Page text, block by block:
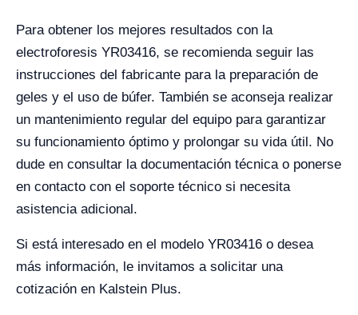
Para obtener los mejores resultados con la
electroforesis YR03416, se recomienda seguir las
instrucciones del fabricante para la preparación de
geles y el uso de búfer. También se aconseja realizar
un mantenimiento regular del equipo para garantizar
su funcionamiento óptimo y prolongar su vida útil. No
dude en consultar la documentación técnica o ponerse
en contacto con el soporte técnico si necesita
asistencia adicional.
Si está interesado en el modelo YR03416 o desea
más información, le invitamos a solicitar una
cotización en Kalstein Plus.